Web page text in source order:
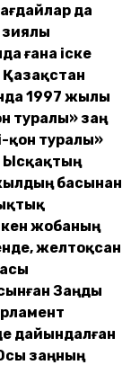
да
зиялы
ғана іске
Қазақстан
1997 жылы
туралы» заң
қон туралы»
Ысқақтың
басынан
жобаның
желтоқсан
Заңды
дайындалған
заңның